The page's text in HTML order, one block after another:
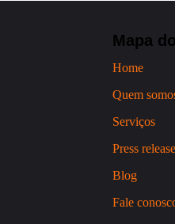
Mapa
Home
Quem
Serviços
Press
Blog
Fale